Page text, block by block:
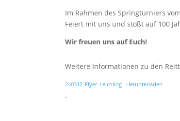
Im Rahmen des Springturniers
Feiert mit uns und stoßt auf 100
Wir freuen uns auf Euch!
Weitere Informationen zu den
240312_Flyer_Leichling Herunterladen
.